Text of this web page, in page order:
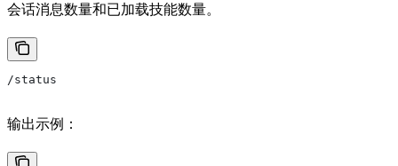
会话消息数量和已加载技能数量。
/status
输出示例：